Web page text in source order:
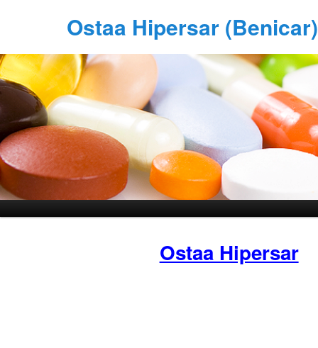
Ostaa Hipersar
Ostaa Hipersar